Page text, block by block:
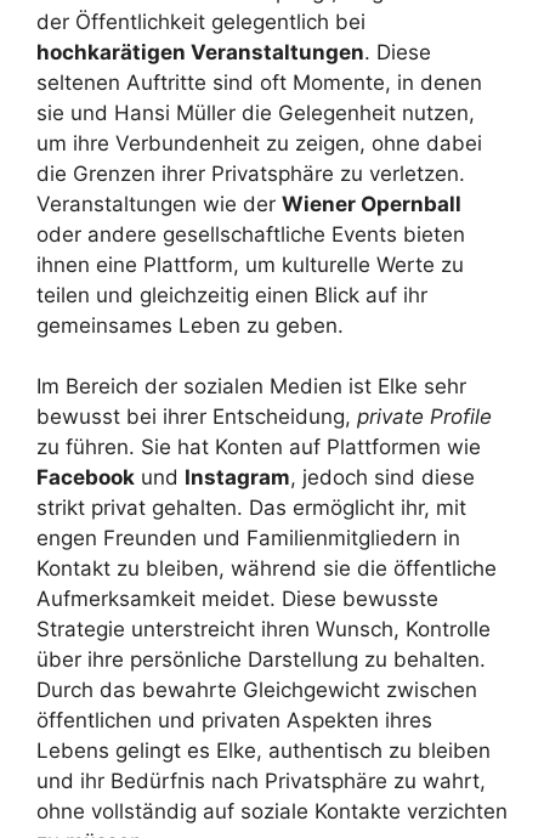
der Öffentlichkeit gelegentlich bei
hochkarätigen Veranstaltungen. Diese
seltenen Auftritte sind oft Momente, in denen
sie und Hansi Müller die Gelegenheit nutzen,
um ihre Verbundenheit zu zeigen, ohne dabei
die Grenzen ihrer Privatsphäre zu verletzen.
Veranstaltungen wie der Wiener Opernball
oder andere gesellschaftliche Events bieten
ihnen eine Plattform, um kulturelle Werte zu
teilen und gleichzeitig einen Blick auf ihr
gemeinsames Leben zu geben.
Im Bereich der sozialen Medien ist Elke sehr
bewusst bei ihrer Entscheidung, private Profile
zu führen. Sie hat Konten auf Plattformen wie
Facebook und Instagram, jedoch sind diese
strikt privat gehalten. Das ermöglicht ihr, mit
engen Freunden und Familienmitgliedern in
Kontakt zu bleiben, während sie die öffentliche
Aufmerksamkeit meidet. Diese bewusste
Strategie unterstreicht ihren Wunsch, Kontrolle
über ihre persönliche Darstellung zu behalten.
Durch das bewahrte Gleichgewicht zwischen
öffentlichen und privaten Aspekten ihres
Lebens gelingt es Elke, authentisch zu bleiben
und ihr Bedürfnis nach Privatsphäre zu wahrt,
ohne vollständig auf soziale Kontakte verzichten